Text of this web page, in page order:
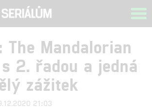
The Mandalorian
2. řadou a jedná
zážitek
21:03